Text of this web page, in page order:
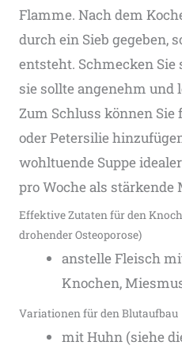
Flamme. Nach dem
durch ein Sieb gegeben,
entsteht. Schmecken
sie sollte angenehm und
Zum Schluss können
oder Petersilie
wohltuende Suppe
pro Woche als stärkende
Effektive Zutaten für den
drohender Osteoporose)
anstelle Fleisch
Knochen,
Variationen für den Blutaufbau
mit Huhn (siehe